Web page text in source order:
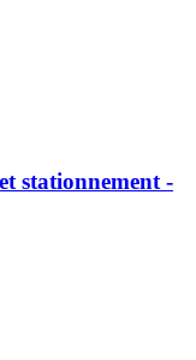
stationnement -